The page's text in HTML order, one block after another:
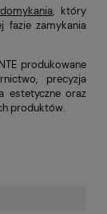
, który
fazie zamykania
produkowane
precyzja
estetyczne oraz
produktów.